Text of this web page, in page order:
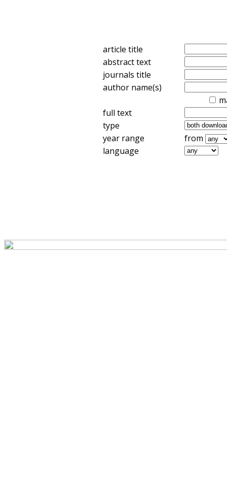
article title
abstract text
journals title
author name(s)
full text
type
year range
from
language